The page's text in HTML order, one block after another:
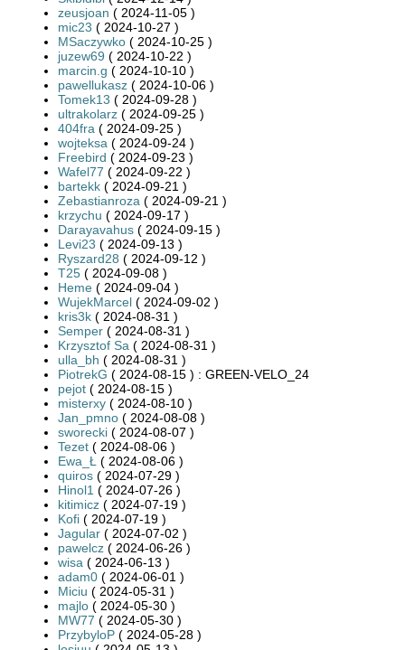
zeusjoan ( 2024-11-05 )
mic23 ( 2024-10-27 )
MSaczywko ( 2024-10-25 )
juzew69 ( 2024-10-22 )
marcin.g ( 2024-10-10 )
pawellukasz ( 2024-10-06 )
Tomek13 ( 2024-09-28 )
ultrakolarz ( 2024-09-25 )
404fra ( 2024-09-25 )
wojteksa ( 2024-09-24 )
Freebird ( 2024-09-23 )
Wafel77 ( 2024-09-22 )
bartekk ( 2024-09-21 )
Zebastianroza ( 2024-09-21 )
krzychu ( 2024-09-17 )
Darayavahus ( 2024-09-15 )
Levi23 ( 2024-09-13 )
Ryszard28 ( 2024-09-12 )
T25 ( 2024-09-08 )
Heme ( 2024-09-04 )
WujekMarcel ( 2024-09-02 )
kris3k ( 2024-08-31 )
Semper ( 2024-08-31 )
Krzysztof Sa ( 2024-08-31 )
ulla_bh ( 2024-08-31 )
PiotrekG ( 2024-08-15 ) : GREEN-VELO_24
pejot ( 2024-08-15 )
misterxy ( 2024-08-10 )
Jan_pmno ( 2024-08-08 )
sworecki ( 2024-08-07 )
Tezet ( 2024-08-06 )
Ewa_Ł ( 2024-08-06 )
quiros ( 2024-07-29 )
Hinol1 ( 2024-07-26 )
kitimicz ( 2024-07-19 )
Kofi ( 2024-07-19 )
Jagular ( 2024-07-02 )
pawelcz ( 2024-06-26 )
wisa ( 2024-06-13 )
adam0 ( 2024-06-01 )
Miciu ( 2024-05-31 )
majlo ( 2024-05-30 )
MW77 ( 2024-05-30 )
PrzybyloP ( 2024-05-28 )